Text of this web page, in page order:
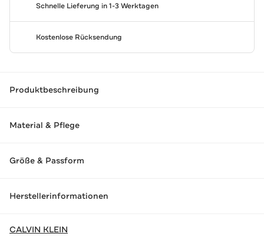
Schnelle Lieferung in 1-3 Werktagen
Kostenlose Rücksendung
Produktbeschreibung
Material & Pflege
Größe & Passform
Herstellerinformationen
CALVIN KLEIN